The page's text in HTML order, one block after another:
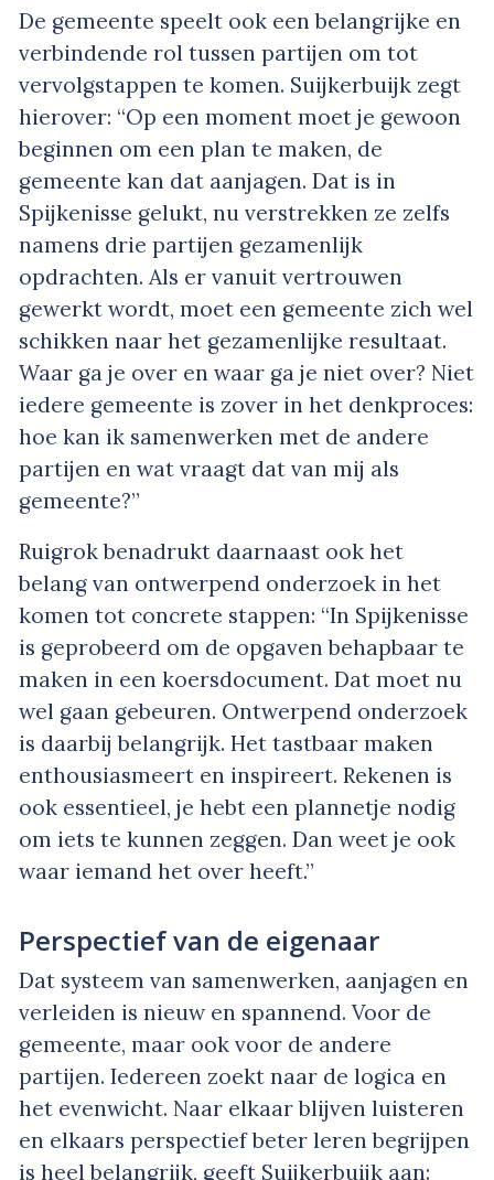
De gemeente speelt ook een belangrijke en
verbindende rol tussen partijen om tot
vervolgstappen te komen. Suijkerbuijk zegt
hierover: “Op een moment moet je gewoon
beginnen om een plan te maken, de
gemeente kan dat aanjagen. Dat is in
Spijkenisse gelukt, nu verstrekken ze zelfs
namens drie partijen gezamenlijk
opdrachten. Als er vanuit vertrouwen
gewerkt wordt, moet een gemeente zich wel
schikken naar het gezamenlijke resultaat.
Waar ga je over en waar ga je niet over? Niet
iedere gemeente is zover in het denkproces:
hoe kan ik samenwerken met de andere
partijen en wat vraagt dat van mij als
gemeente?”
Ruigrok benadrukt daarnaast ook het
belang van ontwerpend onderzoek in het
komen tot concrete stappen: “In Spijkenisse
is geprobeerd om de opgaven behapbaar te
maken in een koersdocument. Dat moet nu
wel gaan gebeuren. Ontwerpend onderzoek
is daarbij belangrijk. Het tastbaar maken
enthousiasmeert en inspireert. Rekenen is
ook essentieel, je hebt een plannetje nodig
om iets te kunnen zeggen. Dan weet je ook
waar iemand het over heeft.”
Perspectief van de eigenaar
Dat systeem van samenwerken, aanjagen en
verleiden is nieuw en spannend. Voor de
gemeente, maar ook voor de andere
partijen. Iedereen zoekt naar de logica en
het evenwicht. Naar elkaar blijven luisteren
en elkaars perspectief beter leren begrijpen
is heel belangrijk, geeft Suijkerbuijk aan: